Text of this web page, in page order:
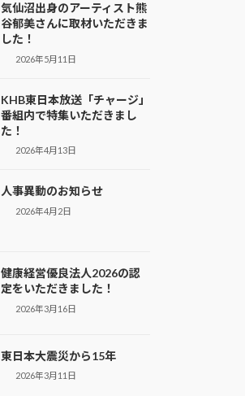
気仙沼出身のアーティスト熊
谷郁美さんに取材いただきま
した！
2026年5月11日
KHB東日本放送「チャージ」
番組内で特集いただきまし
た！
2026年4月13日
人事異動のお知らせ
2026年4月2日
健康経営優良法人2026の認
定をいただきました！
2026年3月16日
東日本大震災から15年
2026年3月11日